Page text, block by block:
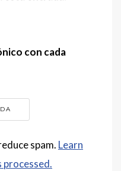
con cada
spam. Learn
processed.